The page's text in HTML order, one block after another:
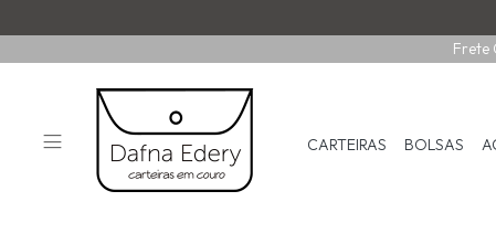
Frete
CARTEIRAS BOLSAS